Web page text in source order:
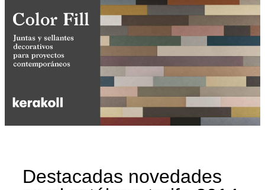
Destacadas novedades